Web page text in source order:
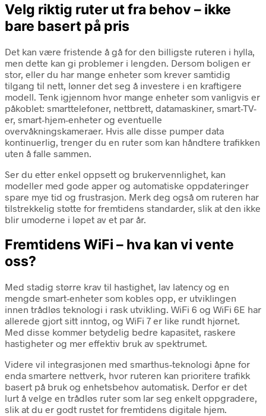
Velg riktig ruter ut fra behov – ikke
bare basert på pris
Det kan være fristende å gå for den billigste ruteren i hylla,
men dette kan gi problemer i lengden. Dersom boligen er
stor, eller du har mange enheter som krever samtidig
tilgang til nett, lønner det seg å investere i en kraftigere
modell. Tenk igjennom hvor mange enheter som vanligvis er
påkoblet: smarttelefoner, nettbrett, datamaskiner, smart-TV-
er, smart-hjem-enheter og eventuelle
overvåkningskameraer. Hvis alle disse pumper data
kontinuerlig, trenger du en ruter som kan håndtere trafikken
uten å falle sammen.
Ser du etter enkel oppsett og brukervennlighet, kan
modeller med gode apper og automatiske oppdateringer
spare mye tid og frustrasjon. Merk deg også om ruteren har
tilstrekkelig støtte for fremtidens standarder, slik at den ikke
blir umoderne i løpet av et par år.
Fremtidens WiFi – hva kan vi vente
oss?
Med stadig større krav til hastighet, lav latency og en
mengde smart-enheter som kobles opp, er utviklingen
innen trådløs teknologi i rask utvikling. WiFi 6 og WiFi 6E har
allerede gjort sitt inntog, og WiFi 7 er like rundt hjørnet.
Med disse kommer betydelig bedre kapasitet, raskere
hastigheter og mer effektiv bruk av spektrumet.
Videre vil integrasjonen med smarthus-teknologi åpne for
enda smartere nettverk, hvor ruteren kan prioritere trafikk
basert på bruk og enhetsbehov automatisk. Derfor er det
lurt å velge en trådløs ruter som lar seg enkelt oppgradere,
slik at du er godt rustet for fremtidens digitale hjem.